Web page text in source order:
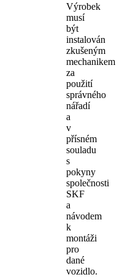
Výrobek
musí
být
instalován
zkušeným
mechanikem
za
použití
správného
nářadí
a
v
přísném
souladu
s
pokyny
společnosti
SKF
a
návodem
k
montáži
pro
dané
vozidlo.